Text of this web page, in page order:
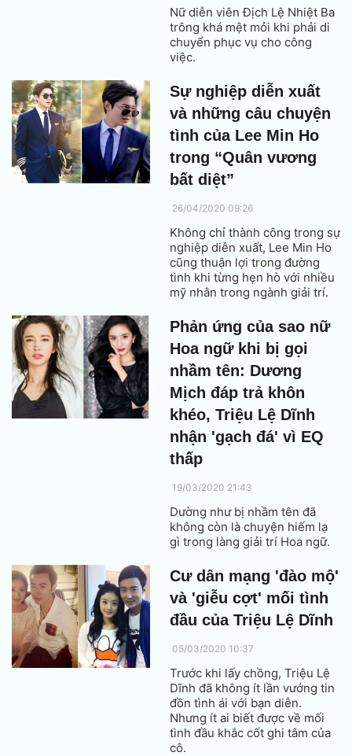
Nữ diễn viên Địch Lệ Nhiệt Ba
trông khá mệt mỏi khi phải di
chuyển phục vụ cho công
việc.
Sự nghiệp diễn xuất
và những câu chuyện
tình của Lee Min Ho
trong “Quân vương
bất diệt”
26/04/2020 09:26
Không chỉ thành công trong sự
nghiệp diễn xuất, Lee Min Ho
cũng thuận lợi trong đường
tình khi từng hẹn hò với nhiều
mỹ nhân trong ngành giải trí.
Phản ứng của sao nữ
Hoa ngữ khi bị gọi
nhầm tên: Dương
Mịch đáp trả khôn
khéo, Triệu Lệ Dĩnh
nhận 'gạch đá' vì EQ
thấp
19/03/2020 21:43
Dường như bị nhầm tên đã
không còn là chuyện hiếm lạ
gì trong làng giải trí Hoa ngữ.
Cư dân mạng 'đào mộ'
và 'giễu cợt' mối tình
đầu của Triệu Lệ Dĩnh
05/03/2020 10:37
Trước khi lấy chồng, Triệu Lệ
Dĩnh đã không ít lần vướng tin
đồn tình ái với bạn diễn.
Nhưng ít ai biết được về mối
tình đầu khắc cốt ghi tâm của
cô.